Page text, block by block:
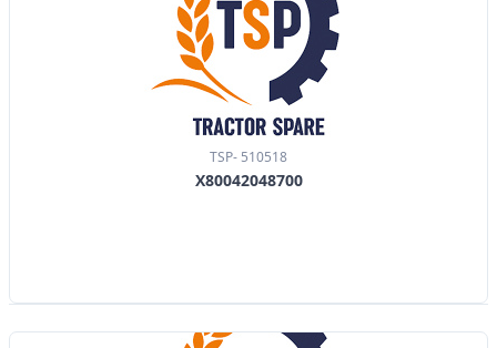
TSP- 510518
X80042048700